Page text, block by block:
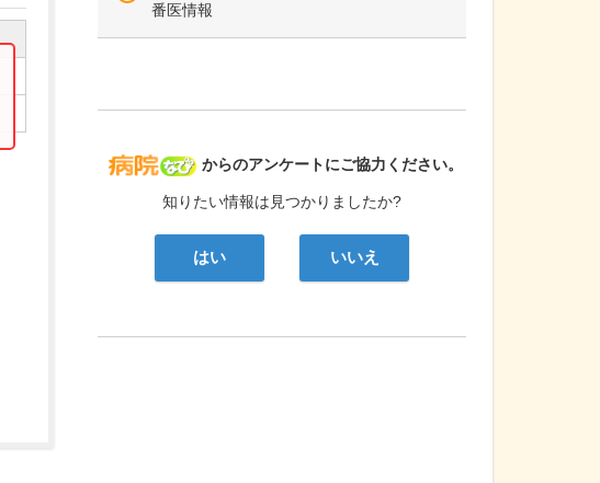
番医情報
病院なび
からのアンケートにご協力ください。
知りたい情報は見つかりましたか?
はい いいえ